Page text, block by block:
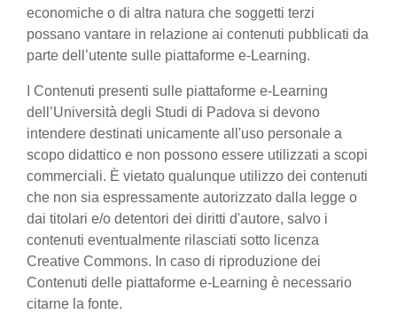
economiche o di altra natura che soggetti terzi
possano vantare in relazione ai contenuti pubblicati da
parte dell’utente sulle piattaforme e-Learning.
I Contenuti presenti sulle piattaforme e-Learning
dell’Università degli Studi di Padova si devono
intendere destinati unicamente all'uso personale a
scopo didattico e non possono essere utilizzati a scopi
commerciali. È vietato qualunque utilizzo dei contenuti
che non sia espressamente autorizzato dalla legge o
dai titolari e/o detentori dei diritti d'autore, salvo i
contenuti eventualmente rilasciati sotto licenza
Creative Commons. In caso di riproduzione dei
Contenuti delle piattaforme e-Learning è necessario
citarne la fonte.